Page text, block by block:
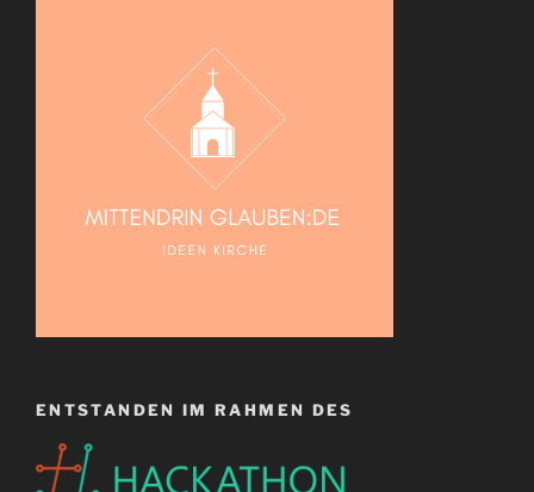
ENTSTANDEN IM RAHMEN DES